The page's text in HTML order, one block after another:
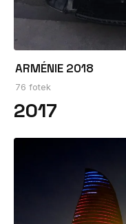
ARMÉNIE 2018
76 fotek
2017